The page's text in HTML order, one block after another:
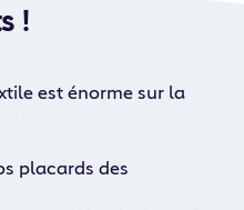
!
est énorme sur la
placards des